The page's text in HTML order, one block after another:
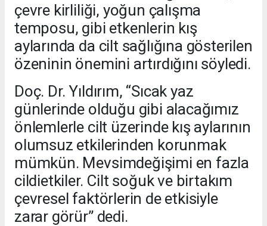
çevre kirliliği, yoğun çalışma
temposu, gibi etkenlerin kış
aylarında da cilt sağlığına gösterilen
özeninin önemini artırdığını söyledi.
Doç. Dr. Yıldırım, “Sıcak yaz
günlerinde olduğu gibi alacağımız
önlemlerle cilt üzerinde kış aylarının
olumsuz etkilerinden korunmak
mümkün. Mevsimdeğişimi en fazla
cildietkiler. Cilt soğuk ve birtakım
çevresel faktörlerin de etkisiyle
zarar görür” dedi.